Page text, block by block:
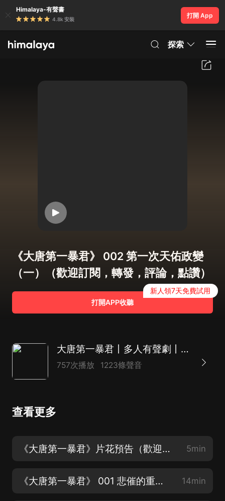
Himalaya-有聲書
4.8k 安裝
打開 App
探索
《大唐第一暴君》 002 第一次天佑政變
（一）（歡迎訂閱，轉發，評論，點讚）
打開APP收聽
新人領7天免費試用
大唐第一暴君丨多人有聲劇丨大唐丨穿越小說丨歷史丨穿越重生
757次播放 1223條聲音
查看更多
《大唐第一暴君》片花預告（歡迎訂閱，轉發，評論，點讚） 5min
《大唐第一暴君》 001 悲催的重生（歡迎訂閱，轉發，評論，點讚） 14min